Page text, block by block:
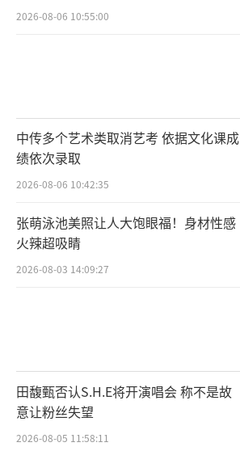
2026-08-06 10:55:00
中传多个艺术类取消艺考 依据文化课成
绩依次录取
2026-08-06 10:42:35
张萌泳池美照让人大饱眼福！身材性感
火辣超吸睛
2026-08-03 14:09:27
田馥甄否认S.H.E将开演唱会 称不是故
意让粉丝失望
2026-08-05 11:58:11